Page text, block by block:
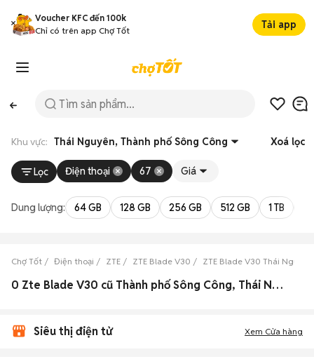
Voucher KFC đến 100k
Chỉ có trên app Chợ Tốt
Tải app
Khu vực: Thái Nguyên, Thành phố Sông Công Xoá lọc
Lọc Điện thoại 67 Giá
Dung lượng: 64 GB 128 GB 256 GB 512 GB 1 TB
Chợ Tốt Điện thoại ZTE ZTE Blade V30 ZTE Blade V30 Thái Nguyên
0 Zte Blade V30 cũ Thành phố Sông Công, Thái Nguyên đẹp
Siêu thị điện tử Xem Cửa hàng